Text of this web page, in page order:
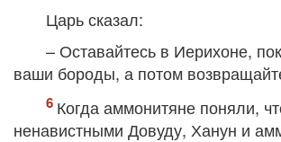
Царь сказал:
– Оставайтесь в Иерихоне,
ваши бороды, а потом
Когда аммонитяне поняли,
ненавистными Довуду, Ханун и